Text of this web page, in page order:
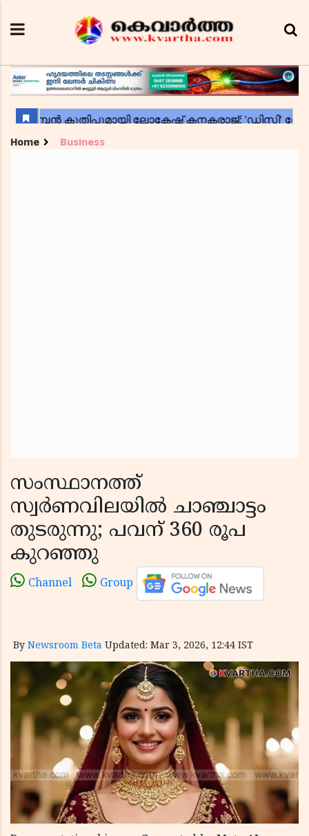
Home Business
സംസ്ഥാനത്ത്
സ്വര്‍ണവിലയില്‍ ചാഞ്ചാട്ടം
തുടരുന്നു; പവന് 360 രൂപ
കുറഞ്ഞു
Channel Group
By Newsroom Beta Updated: Mar 3, 2026, 12:44 IST